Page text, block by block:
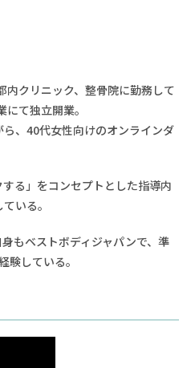
クリニック、整骨院に勤務して
て独立開業。
、40代女性向けのオンラインダ
する」をコンセプトとした指導内
いる。
もベストボディジャパンで、準
験している。